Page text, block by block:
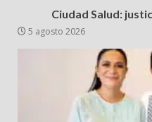
Ciudad Salud:
5 agosto 2026